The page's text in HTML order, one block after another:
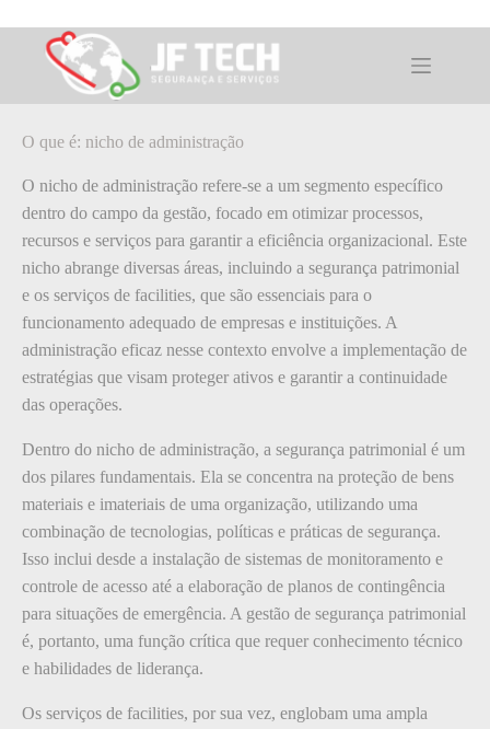
para
conteúdoO que é: nicho de administração
O que é: nicho de administração
O nicho de administração refere-se a um segmento específico
dentro do campo da gestão, focado em otimizar processos,
recursos e serviços para garantir a eficiência organizacional. Este
nicho abrange diversas áreas, incluindo a segurança patrimonial
e os serviços de facilities, que são essenciais para o
funcionamento adequado de empresas e instituições. A
administração eficaz nesse contexto envolve a implementação de
estratégias que visam proteger ativos e garantir a continuidade
das operações.
Dentro do nicho de administração, a segurança patrimonial é um
dos pilares fundamentais. Ela se concentra na proteção de bens
materiais e imateriais de uma organização, utilizando uma
combinação de tecnologias, políticas e práticas de segurança.
Isso inclui desde a instalação de sistemas de monitoramento e
controle de acesso até a elaboração de planos de contingência
para situações de emergência. A gestão de segurança patrimonial
é, portanto, uma função crítica que requer conhecimento técnico
e habilidades de liderança.
Os serviços de facilities, por sua vez, englobam uma ampla